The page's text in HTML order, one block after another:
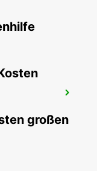
großen